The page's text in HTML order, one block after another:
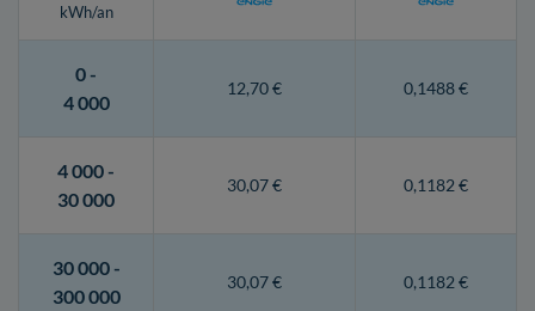
kWh/an
0 -
4 000
12,70 € 0,1488 €
4 000 -
30 000
30,07 € 0,1182 €
30 000 -
300 000
30,07 € 0,1182 €